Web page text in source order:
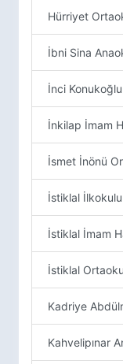
Hürriyet
İbni Sina
İnci
İnkilap İmam
İsmet İnönü
İstiklal İlkokulu
İstiklal İmam
İstiklal
Kadriye
Kahvelipınar